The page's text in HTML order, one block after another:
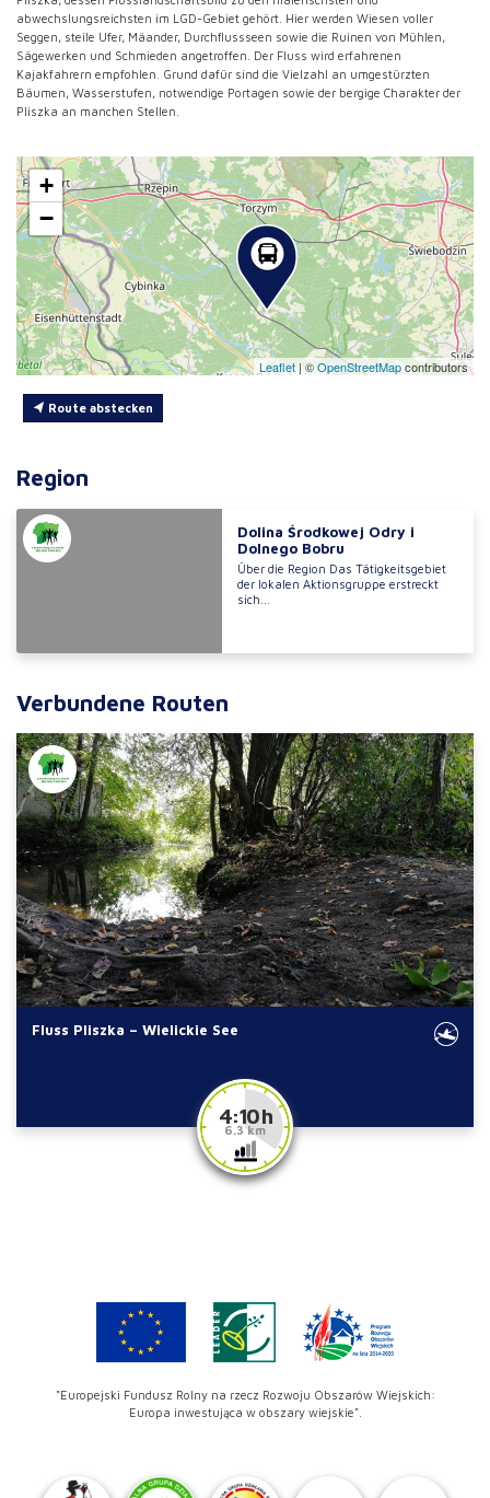
abwechslungsreichsten im LGD-Gebiet gehört. Hier werden Wiesen voller
Seggen, steile Ufer, Mäander, Durchflussseen sowie die Ruinen von Mühlen,
Sägewerken und Schmieden angetroffen. Der Fluss wird erfahrenen
Kajakfahrern empfohlen. Grund dafür sind die Vielzahl an umgestürzten
Bäumen, Wasserstufen, notwendige Portagen sowie der bergige Charakter der
Pliszka an manchen Stellen.
+
−
Leaflet | ©OpenStreetMapcontributors
Route abstecken
Region
Dolina Środkowej Odry i
Dolnego Bobru
Über die Region Das Tätigkeitsgebiet
der lokalen Aktionsgruppe erstreckt
sich...
Verbundene Routen
Fluss Pliszka – Wielickie See
4:10 h
6.3 km
"Europejski Fundusz Rolny na rzecz Rozwoju Obszarów Wiejskich:
Europa inwestująca w obszary wiejskie".